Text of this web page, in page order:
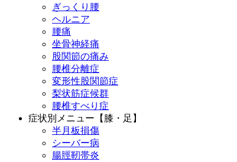
ぎっくり腰
ヘルニア
腰痛
坐骨神経痛
股関節の痛み
腰椎分離症
変形性股関節症
梨状筋症候群
腰椎すべり症
症状別メニュー【膝・足】
半月板損傷
シーバー病
腸脛靭帯炎